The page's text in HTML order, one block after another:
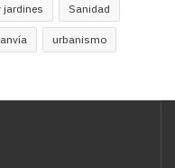
jardines Sanidad
urbanismo